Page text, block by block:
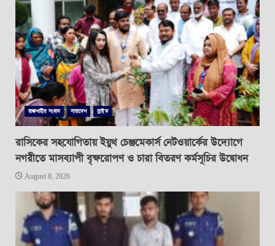
রাজশাহীর সংবাদ সারাদেশ স্লাইড
রাসিকের সহযোগিতায় ইয়ুথ চেঞ্জমেকার্স নেটওয়ার্কের উদ্যোগে
নগরীতে মাসব্যাপী বৃক্ষরোপণ ও চারা বিতরণ কর্মসূচির উদ্বোধন
August 8, 2026